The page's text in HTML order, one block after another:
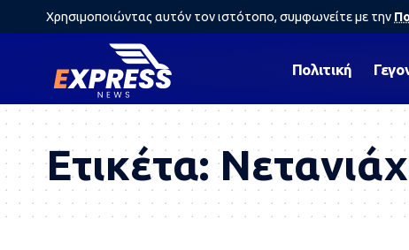
Χρησιμοποιώντας αυτόν τον ιστότοπο, συμφωνείτε με την
Πολιτική
Ετικέτα: